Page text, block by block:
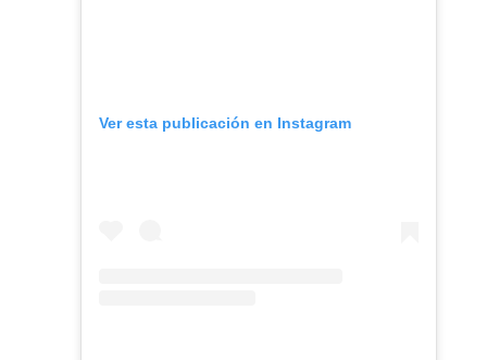
Ver esta publicación en Instagram